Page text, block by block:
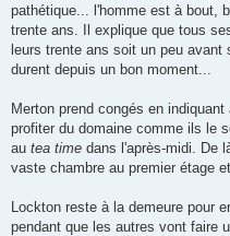
pathétique... l'homme est à bout,
trente ans. Il explique que tous
leurs trente ans soit un peu avant
durent depuis un bon moment...
Merton prend congés en
profiter du domaine comme ils le
au tea time dans l'après-midi. De
vaste chambre au premier étage
Lockton reste à la demeure pour
pendant que les autres vont faire